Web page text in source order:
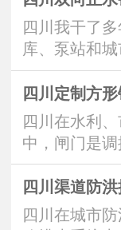
四川我干了
库、泵站和
关，水从缝···
四川在水利
中，闸门是
中，“定制方
四川在城市